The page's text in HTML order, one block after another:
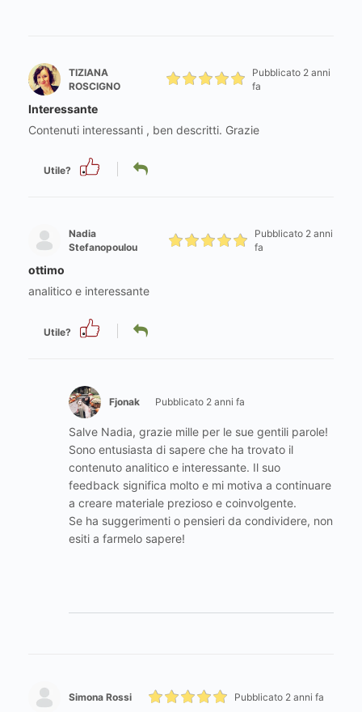
TIZIANA
ROSCIGNO
Pubblicato 2 anni
fa
Interessante
Contenuti interessanti , ben descritti. Grazie
Utile?
Nadia
Stefanopoulou
Pubblicato 2 anni
fa
ottimo
analitico e interessante
Utile?
Fjonak Pubblicato 2 anni fa
Salve Nadia, grazie mille per le sue gentili parole!
Sono entusiasta di sapere che ha trovato il
contenuto analitico e interessante. Il suo
feedback significa molto e mi motiva a continuare
a creare materiale prezioso e coinvolgente.
Se ha suggerimenti o pensieri da condividere, non
esiti a farmelo sapere!
Simona Rossi Pubblicato 2 anni fa